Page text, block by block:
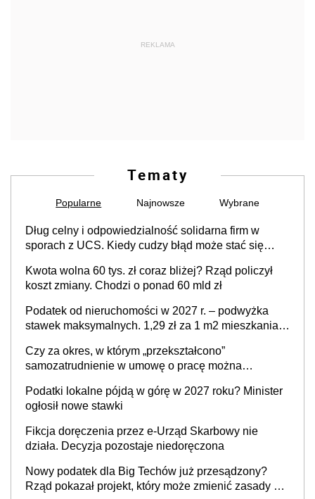
REKLAMA
Tematy
Popularne Najnowsze Wybrane
Dług celny i odpowiedzialność solidarna firm w
sporach z UCS. Kiedy cudzy błąd może stać się
Kwota wolna 60 tys. zł coraz bliżej? Rząd policzył
koszt zmiany. Chodzi o ponad 60 mld zł
Podatek od nieruchomości w 2027 r. – podwyżka
stawek maksymalnych. 1,29 zł za 1 m2 mieszkania,
prowadzeniem działalności gospodarczej
Czy za okres, w którym „przekształcono”
samozatrudnienie w umowę o pracę można
cywilnoprawnej jedynym racjonalnym wyjściem
Podatki lokalne pójdą w górę w 2027 roku? Minister
ogłosił nowe stawki
Fikcja doręczenia przez e-Urząd Skarbowy nie
działa. Decyzja pozostaje niedoręczona
Nowy podatek dla Big Techów już przesądzony?
Rząd pokazał projekt, który może zmienić zasady gry